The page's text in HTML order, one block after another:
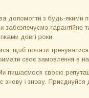
допомогти з будь-якими
гарантійне
довгі роки.
щоб почати
своє замовлення в
пишаємося своєю
і знову. Приєднуйся